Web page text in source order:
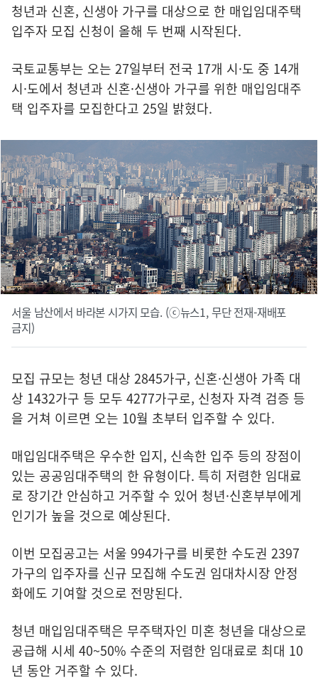
청년과 신혼, 신생아 가구를 대상으로 한 매입임대주택
입주자 모집 신청이 올해 두 번째 시작된다.
국토교통부는 오는 27일부터 전국 17개 시·도 중 14개
시·도에서 청년과 신혼·신생아 가구를 위한 매입임대주
택 입주자를 모집한다고 25일 밝혔다.
서울 남산에서 바라본 시가지 모습. (ⓒ뉴스1, 무단 전재-재배포
금지)
모집 규모는 청년 대상 2845가구, 신혼·신생아 가족 대
상 1432가구 등 모두 4277가구로, 신청자 자격 검증 등
을 거쳐 이르면 오는 10월 초부터 입주할 수 있다.
매입임대주택은 우수한 입지, 신속한 입주 등의 장점이
있는 공공임대주택의 한 유형이다. 특히 저렴한 임대료
로 장기간 안심하고 거주할 수 있어 청년·신혼부부에게
인기가 높을 것으로 예상된다.
이번 모집공고는 서울 994가구를 비롯한 수도권 2397
가구의 입주자를 신규 모집해 수도권 임대차시장 안정
화에도 기여할 것으로 전망된다.
청년 매입임대주택은 무주택자인 미혼 청년을 대상으로
공급해 시세 40~50% 수준의 저렴한 임대료로 최대 10
년 동안 거주할 수 있다.